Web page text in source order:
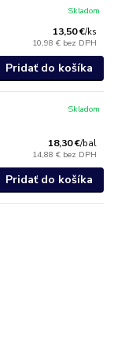
13,50 €/ks
10,98 € bez DPH
Skladom
Pridať do košíka
18,30 €/bal
14,88 € bez DPH
Skladom
Pridať do košíka